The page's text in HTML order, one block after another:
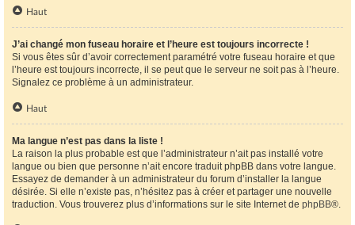
Haut
J’ai changé mon fuseau horaire et l’heure est toujours incorrecte !
Si vous êtes sûr d’avoir correctement paramétré votre fuseau horaire et que
l’heure est toujours incorrecte, il se peut que le serveur ne soit pas à l’heure.
Signalez ce problème à un administrateur.
Haut
Ma langue n’est pas dans la liste !
La raison la plus probable est que l’administrateur n’ait pas installé votre
langue ou bien que personne n’ait encore traduit phpBB dans votre langue.
Essayez de demander à un administrateur du forum d’installer la langue
désirée. Si elle n’existe pas, n’hésitez pas à créer et partager une nouvelle
traduction. Vous trouverez plus d’informations sur le site Internet de phpBB®.